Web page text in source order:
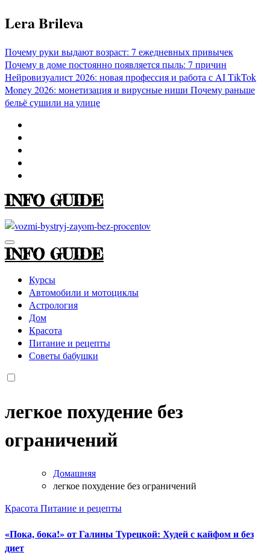
Перейти
к
Lera Brileva
Почему руки выдают возраст: 7 ежедневных привычек
Почему в доме постоянно появляется пыль: 7 причин
Нейровизуалист 2026: новая профессия и работа с AITikTok
Money 2026: монетизация и вирусные ниши Почему раньше
бельё сушили на улице
INFO GUIDE
INFO GUIDE
Курсы
Автомобили и мотоциклы
Астрология
Дом
Красота
Питание и рецепты
Советы бабушки
легкое похудение без
ограничений
Домашняя
легкое похудение без ограничений
Красота Питание и рецепты
«Пока, бока!» от Галины Турецкой: Худей с кайфом и без
диет